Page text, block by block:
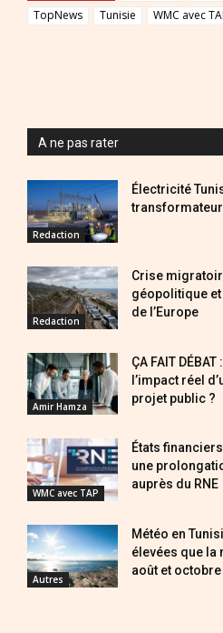
TopNews
Tunisie WMC avec
A ne pas rater
Redaction
Électricité
Redaction
Crise
géopolitique
de l’Europe
Amir Hamza
ÇA FAIT
l’impact réel
projet public ?
WMC avec TAP
États
une
auprès du RNE
Autres
Météo en
élevées que la
août et octobre